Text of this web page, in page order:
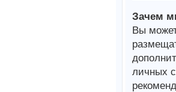
Зачем
Вы
личных